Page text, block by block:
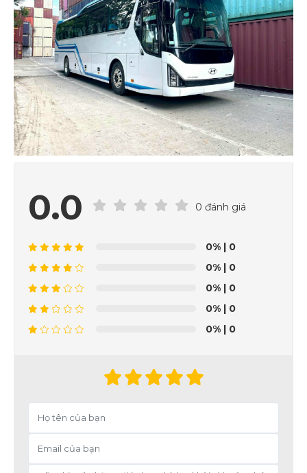
0.0 0 đánh giá
0% | 0
0% | 0
0% | 0
0% | 0
0% | 0